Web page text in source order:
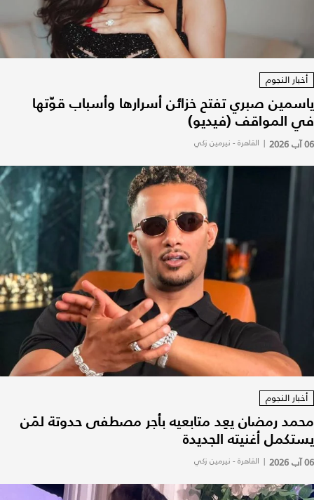
أخبار النجوم
ياسمين صبري تفتح خزائن أسرارها وأسباب قوّتها
في المواقف (فيديو)
06 آب 2026 | القاهرة - نيرمين زكي
أخبار النجوم
محمد رمضان يعِد متابعيه بأجر مصطفى حدوتة لمَن
يستكمل أغنيته الجديدة
06 آب 2026 | القاهرة - نيرمين زكي